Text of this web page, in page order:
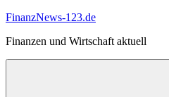
Zum
springen
FinanzNews-123.de
Finanzen und Wirtschaft aktuell